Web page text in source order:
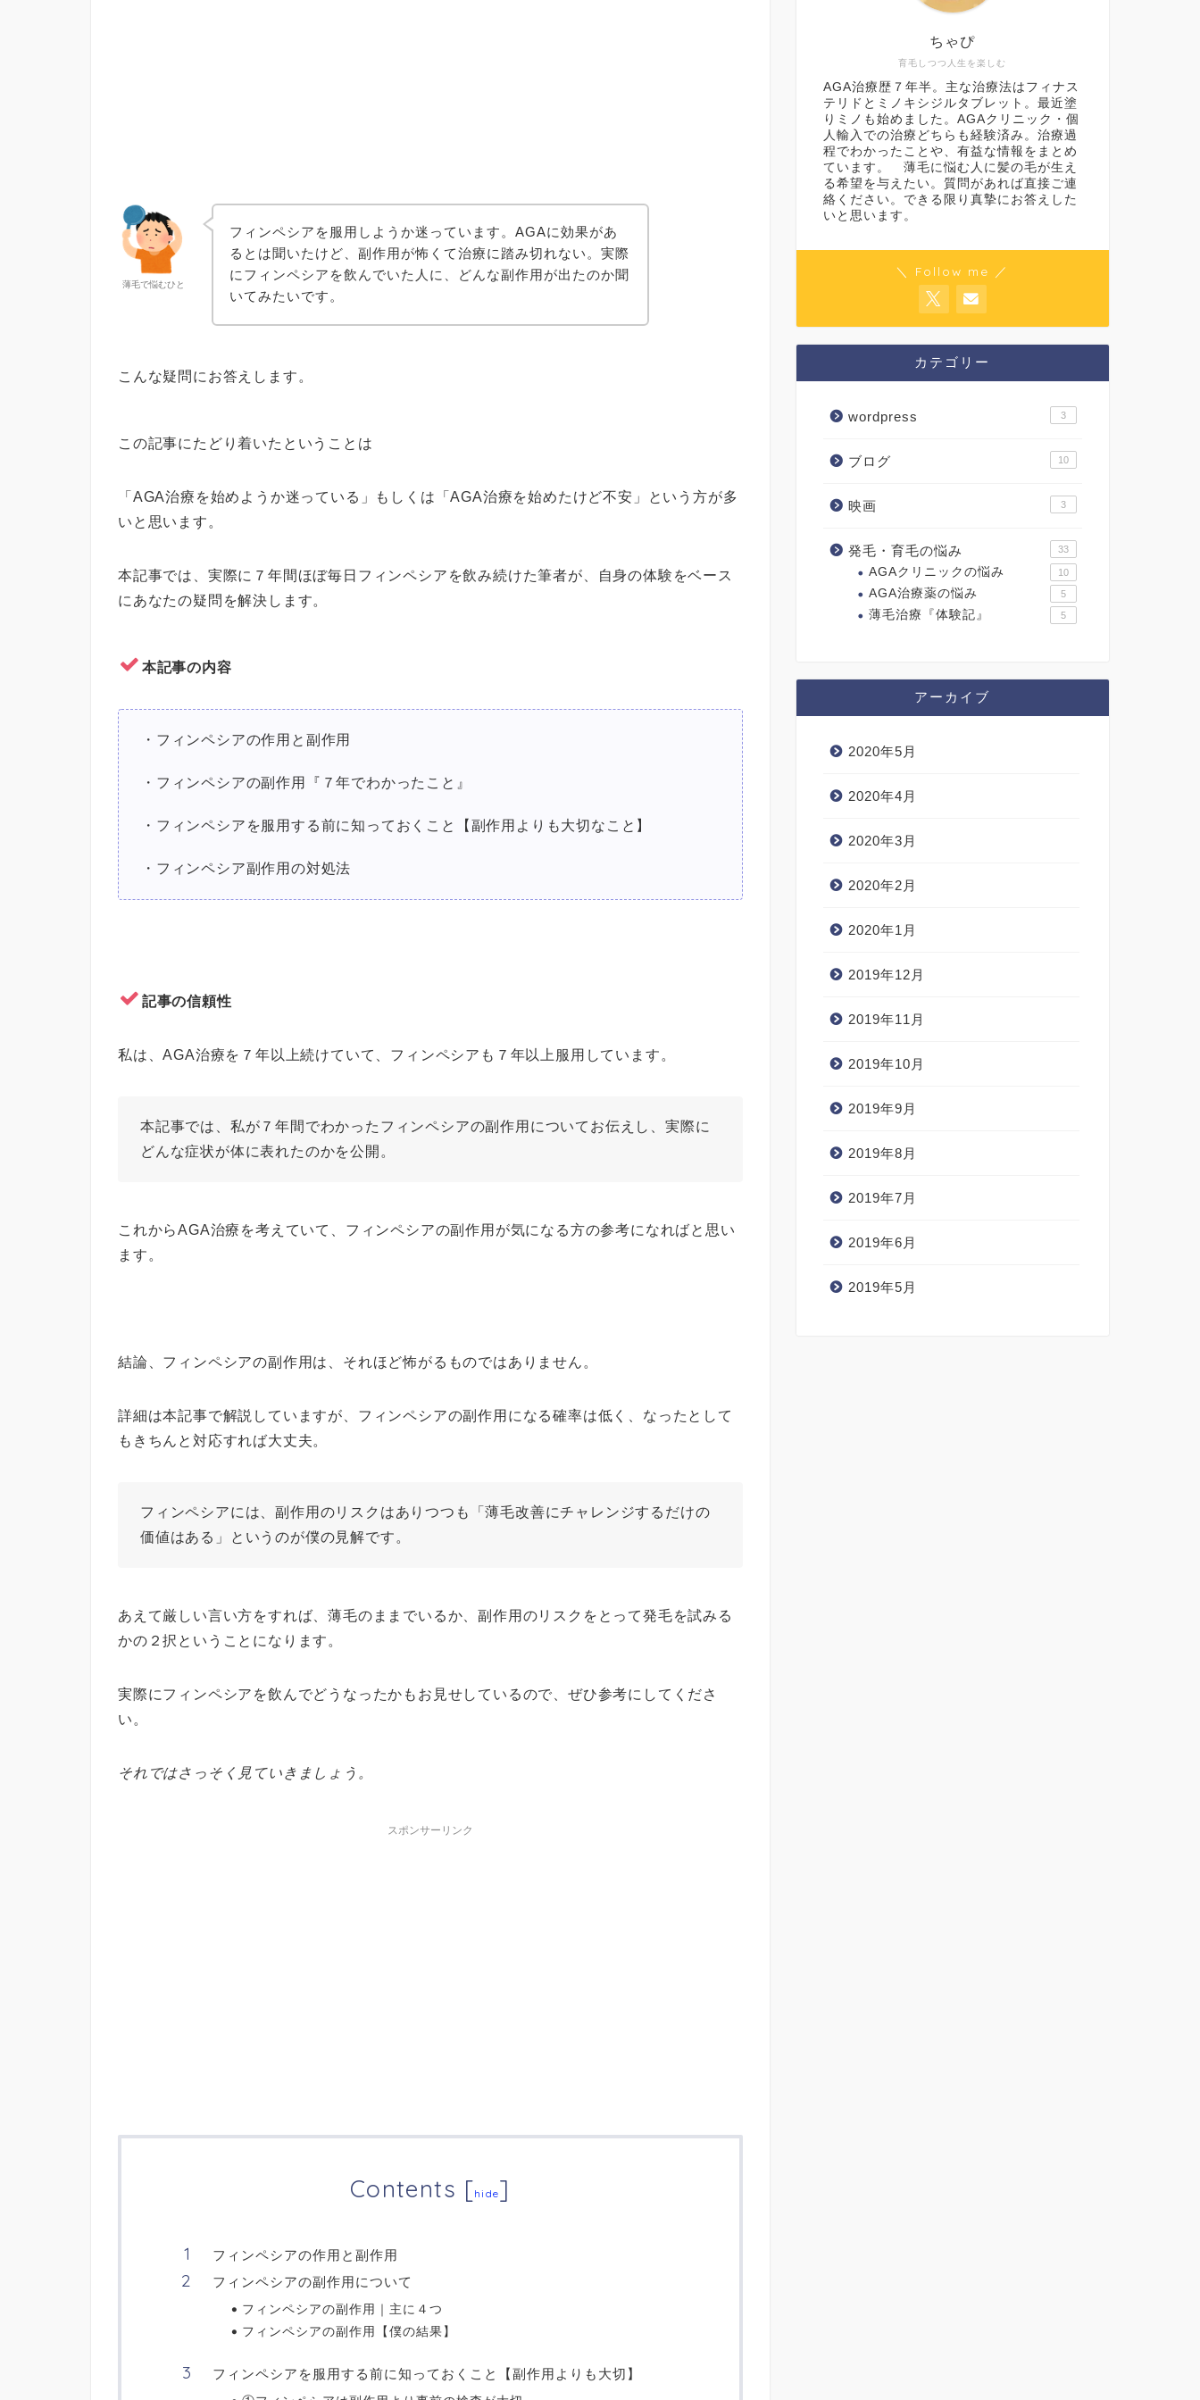
薄毛で悩むひと
フィンペシアを服用しようか迷っています。AGAに効果があ
るとは聞いたけど、副作用が怖くて治療に踏み切れない。実際
にフィンペシアを飲んでいた人に、どんな副作用が出たのか聞
いてみたいです。
こんな疑問にお答えします。
この記事にたどり着いたということは
「AGA治療を始めようか迷っている」もしくは「AGA治療を始めたけど不安」という方が多
いと思います。
本記事では、実際に７年間ほぼ毎日フィンペシアを飲み続けた筆者が、自身の体験をベース
にあなたの疑問を解決します。
本記事の内容
・フィンペシアの作用と副作用
・フィンペシアの副作用『７年でわかったこと』
・フィンペシアを服用する前に知っておくこと【副作用よりも大切なこと】
・フィンペシア副作用の対処法
記事の信頼性
私は、AGA治療を７年以上続けていて、フィンペシアも７年以上服用しています。
本記事では、私が７年間でわかったフィンペシアの副作用についてお伝えし、実際に
どんな症状が体に表れたのかを公開。
これからAGA治療を考えていて、フィンペシアの副作用が気になる方の参考になればと思い
ます。
結論、フィンペシアの副作用は、それほど怖がるものではありません。
詳細は本記事で解説していますが、フィンペシアの副作用になる確率は低く、なったとして
もきちんと対応すれば大丈夫。
フィンペシアには、副作用のリスクはありつつも「薄毛改善にチャレンジするだけの
価値はある」というのが僕の見解です。
あえて厳しい言い方をすれば、薄毛のままでいるか、副作用のリスクをとって発毛を試みる
かの２択ということになります。
実際にフィンペシアを飲んでどうなったかもお見せしているので、ぜひ参考にしてくださ
い。
それではさっそく見ていきましょう。
スポンサーリンク
Contents [hide]
フィンペシアの作用と副作用
フィンペシアの副作用について
フィンペシアの副作用｜主に４つ
フィンペシアの副作用【僕の結果】
フィンペシアを服用する前に知っておくこと【副作用よりも大切】
育毛しつつ人生を楽しむ
ちゃぴ
AGA治療歴７年半。主な治療法はフィナス
テリドとミノキシジルタブレット。最近塗
りミノも始めました。AGAクリニック・個
人輸入での治療どちらも経験済み。治療過
程でわかったことや、有益な情報をまとめ
ています。 薄毛に悩む人に髪の毛が生え
る希望を与えたい。質問があれば直接ご連
絡ください。できる限り真摯にお答えした
いと思います。
＼ Follow me ／
カテゴリー
wordpress 3
ブログ 10
映画 3
発毛・育毛の悩み 33
AGAクリニックの悩み 10
AGA治療薬の悩み 5
薄毛治療『体験記』 5
アーカイブ
2020年5月
2020年4月
2020年3月
2020年2月
2020年1月
2019年12月
2019年11月
2019年10月
2019年9月
2019年8月
2019年7月
2019年6月
2019年5月